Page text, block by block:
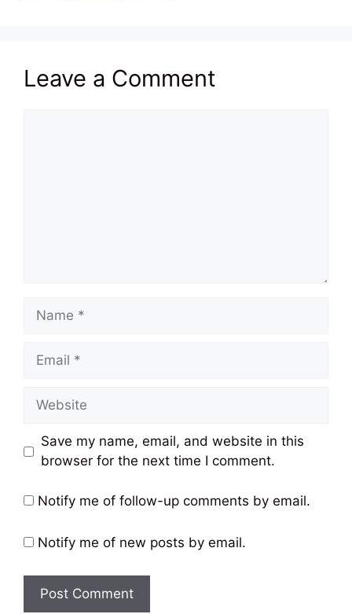
Leave a Comment
Name
Email
Website
Save my name, email, and website in this
browser for the next time I comment.
Notify me of follow-up comments by email.
Notify me of new posts by email.